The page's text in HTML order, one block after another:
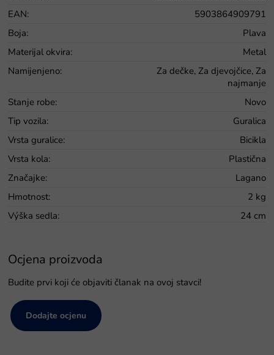
EAN:
5903864909791
Boja:
Plava
Materijal okvira:
Metal
Namijenjeno:
Za dečke, Za djevojčice, Za
najmanje
Stanje robe:
Novo
Tip vozila:
Guralica
Vrsta guralice:
Bicikla
Vrsta kola:
Plastična
Značajke:
Lagano
Hmotnost:
2 kg
Výška sedla: 24 cm
Ocjena proizvoda
Budite prvi koji će objaviti članak na ovoj stavci!
Dodajte ocjenu